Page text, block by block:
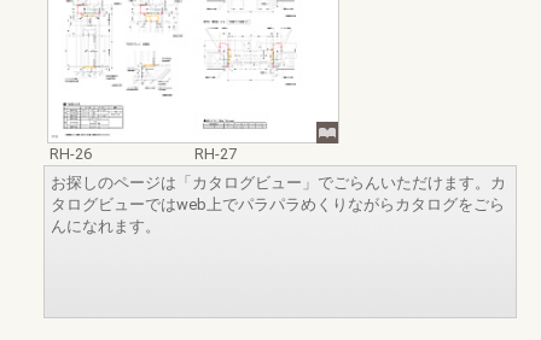
RH-26
RH-27
お探しのページは「カタログビュー」でごらんいただけます。カ
タログビューではweb上でパラパラめくりながらカタログをごら
んになれます。